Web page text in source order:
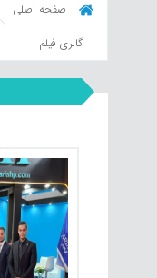
صفحه اصلی
گالری فیلم